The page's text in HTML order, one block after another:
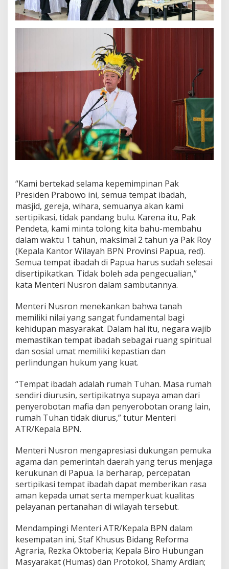
a
d
a
u
D
i
s
e
r
t
i
p
a
a
n
T
a
n
p
a
P
e
g
e
c
u
a
l
a
“Kami bertekad selama kepemimpinan Pak
Presiden Prabowo ini, semua tempat ibadah,
masjid, gereja, wihara, semuanya akan kami
sertipikasi, tidak pandang bulu. Karena itu, Pak
Pendeta, kami minta tolong kita bahu-membahu
dalam waktu 1 tahun, maksimal 2 tahun ya Pak Roy
(Kepala Kantor Wilayah BPN Provinsi Papua, red).
Semua tempat ibadah di Papua harus sudah selesai
disertipikatkan. Tidak boleh ada pengecualian,”
kata Menteri Nusron dalam sambutannya.
Menteri Nusron menekankan bahwa tanah
memiliki nilai yang sangat fundamental bagi
kehidupan masyarakat. Dalam hal itu, negara wajib
memastikan tempat ibadah sebagai ruang spiritual
dan sosial umat memiliki kepastian dan
perlindungan hukum yang kuat.
“Tempat ibadah adalah rumah Tuhan. Masa rumah
sendiri diurusin, sertipikatnya supaya aman dari
penyerobotan mafia dan penyerobotan orang lain,
rumah Tuhan tidak diurus,” tutur Menteri
ATR/Kepala BPN.
Menteri Nusron mengapresiasi dukungan pemuka
agama dan pemerintah daerah yang terus menjaga
kerukunan di Papua. Ia berharap, percepatan
sertipikasi tempat ibadah dapat memberikan rasa
aman kepada umat serta memperkuat kualitas
pelayanan pertanahan di wilayah tersebut.
Mendampingi Menteri ATR/Kepala BPN dalam
kesempatan ini, Staf Khusus Bidang Reforma
Agraria, Rezka Oktoberia; Kepala Biro Hubungan
Masyarakat (Humas) dan Protokol, Shamy Ardian;